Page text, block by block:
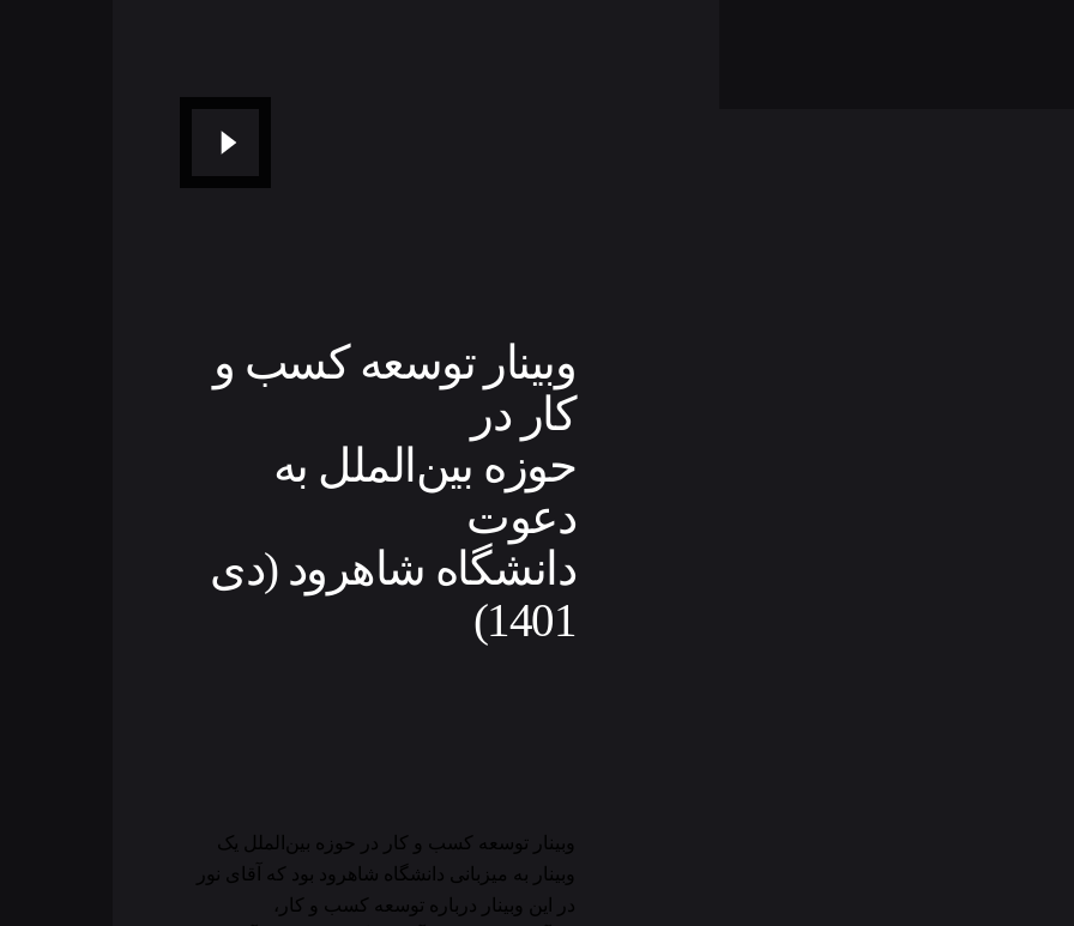
وبینار توسعه کسب و
کار در
حوزه بین‌الملل به
دعوت
دانشگاه شاهرود (دی
1401)
وبینار توسعه کسب و کار در حوزه بین‌الملل یک
وبینار به میزبانی دانشگاه شاهرود بود که آقای نور
در این وبینار درباره توسعه کسب و کار،